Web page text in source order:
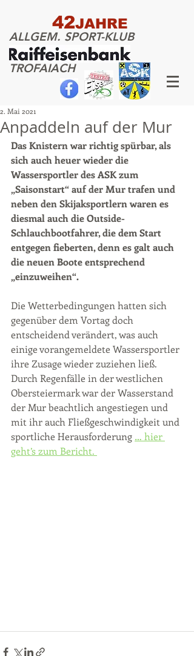
42JAHRE
ALLGEM. SPORT-KLUB
TROFAIACH
Anpaddeln auf der Mur
2. Mai 2021
Das Knistern war richtig spürbar, als
sich auch heuer wieder die
Wassersportler des ASK zum
„Saisonstart“ auf der Mur trafen und
neben den Skijaksportlern waren es
diesmal auch die Outside-
Schlauchbootfahrer, die dem Start
entgegen fieberten, denn es galt auch
die neuen Boote entsprechend
„einzuweihen“.
Die Wetterbedingungen hatten sich
gegenüber dem Vortag doch
entscheidend verändert, was auch
einige vorangemeldete Wassersportler
ihre Zusage wieder zuziehen ließ.
Durch Regenfälle in der westlichen
Obersteiermark war der Wasserstand
der Mur beachtlich angestiegen und
mit ihr auch Fließgeschwindigkeit und
sportliche Herausforderung … hier
geht’s zum Bericht.